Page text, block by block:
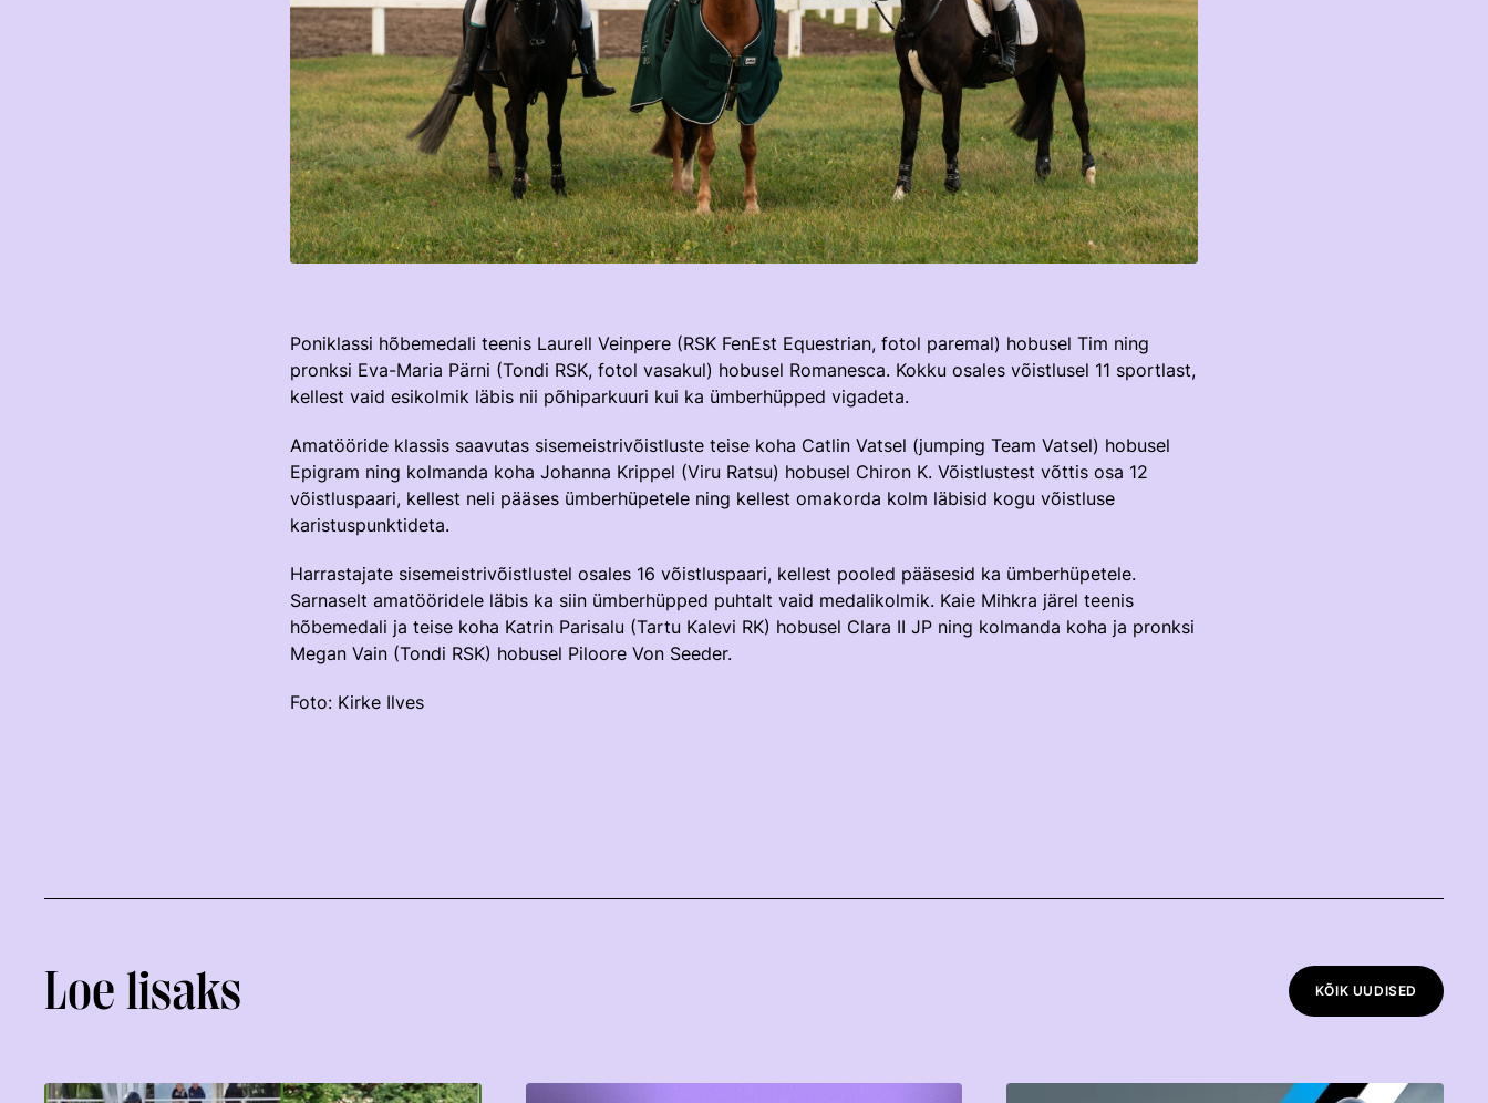
Poniklassi hõbemedali teenis Laurell Veinpere (RSK FenEst Equestrian, fotol paremal) hobusel Tim ning
pronksi Eva-Maria Pärni (Tondi RSK, fotol vasakul) hobusel Romanesca. Kokku osales võistlusel 11 sportlast,
kellest vaid esikolmik läbis nii põhiparkuuri kui ka ümberhüpped vigadeta.
Amatööride klassis saavutas sisemeistrivõistluste teise koha Catlin Vatsel (jumping Team Vatsel) hobusel
Epigram ning kolmanda koha Johanna Krippel (Viru Ratsu) hobusel Chiron K. Võistlustest võttis osa 12
võistluspaari, kellest neli pääses ümberhüpetele ning kellest omakorda kolm läbisid kogu võistluse
karistuspunktideta.
Harrastajate sisemeistrivõistlustel osales 16 võistluspaari, kellest pooled pääsesid ka ümberhüpetele.
Sarnaselt amatööridele läbis ka siin ümberhüpped puhtalt vaid medalikolmik. Kaie Mihkra järel teenis
hõbemedali ja teise koha Katrin Parisalu (Tartu Kalevi RK) hobusel Clara II JP ning kolmanda koha ja pronksi
Megan Vain (Tondi RSK) hobusel Piloore Von Seeder.
Foto: Kirke Ilves
Loe lisaks KÕIK UUDISED